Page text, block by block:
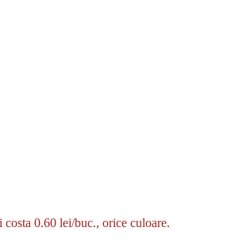
costa 0.60 lei/buc., orice culoare.